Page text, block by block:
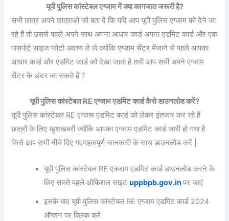
यूपी पुलिस कांस्टेबल एग्जाम में क्या कागजात जरूरी है?
सभी छात्र अपने छात्राओं को बता दें कि यदि आप यूपी पुलिस एग्जाम को देने जा
रहे हैं तो उससे पहले अपने साथ अपना आधार कार्ड अपना एडमिट कार्ड और एक
पासपोर्ट साइज फोटो अवश्य ले ले क्योंकि एग्जाम सेंटर मेंजाने से पहले आपका
आधार कार्ड और एडमिट कार्ड को देखा जाता है तभी आप सभी अपने एग्जाम
सेंटर के अंदर जा सकते हैं ?
यूपी पुलिस कांस्टेबल RE एग्जाम एडमिट कार्ड कैसे डाउनलोड करें?
यूपी पुलिस कांस्टेबल RE एग्जाम एडमिट कार्ड को लेकर इंतजार कर रहे हैं
छात्रों के लिए खुशखबरी क्योंकि आपका एग्जाम एडमिट कार्ड जारी हो गया है
जिसे आप सभी नीचे दिए गएमहत्वपूर्ण जानकारी के साथ डाउनलोड करें |
यूपी पुलिस कांस्टेबल RE एक्जाम एडमिट कार्ड डाउनलोड करने के
लिए सबसे पहले ऑफिशल साइटuppbpb.gov.inपर जाएं
इसके बाद यूपी पुलिस कांस्टेबल RE एग्जाम एडमिट कार्ड 2024
ऑप्शन पर क्लिक करें